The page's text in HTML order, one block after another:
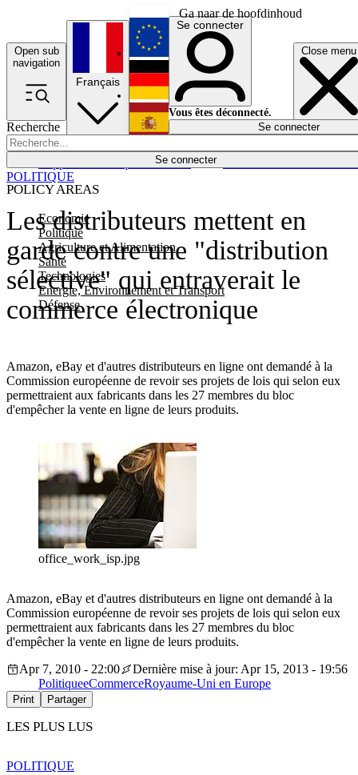
Ga naar de hoofdinhoud
Open sub
navigation
Close menu
Recherche
Se connecter
POLICY AREAS
Economie
Politique
Agriculture et Alimentation
Santé
Technologies
Energie, Environnement et Transport
Défense
Économie
Français
English
Deutsch
Español
Se connecter
Vous êtes déconnecté.
Se connecter
Les distributeurs mettent en
garde contre une "distribution
sélective" qui entraverait le
commerce électronique
Amazon, eBay et d'autres distributeurs en ligne ont demandé à la
Commission européenne de revoir ses projets de lois qui selon eux
permettraient aux fabricants dans les 27 membres du bloc
d'empêcher la vente en ligne de leurs produits.
POLITIQUE
office_work_isp.jpg
Amazon, eBay et d'autres distributeurs en ligne ont demandé à la
Commission européenne de revoir ses projets de lois qui selon eux
permettraient aux fabricants dans les 27 membres du bloc
d'empêcher la vente en ligne de leurs produits.
Apr 7, 2010 - 22:00
Dernière mise à jour: Apr 15, 2013 - 19:56
PolitiqueeCommerceRoyaume-Uni en Europe
Print Partager
LES PLUS LUS
POLITIQUE